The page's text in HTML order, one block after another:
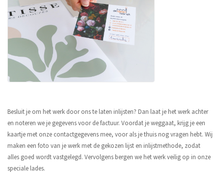
Besluit je om het werk door ons te laten inlijsten? Dan laat je het werk achter
en noteren we je gegevens voor de factuur. Voordat je weggaat, krijg je een
kaartje met onze contactgegevens mee, voor als je thuis nog vragen hebt. Wij
maken een foto van je werk met de gekozen lijst en inlijstmethode, zodat
alles goed wordt vastgelegd. Vervolgens bergen we het werk veilig op in onze
speciale lades.